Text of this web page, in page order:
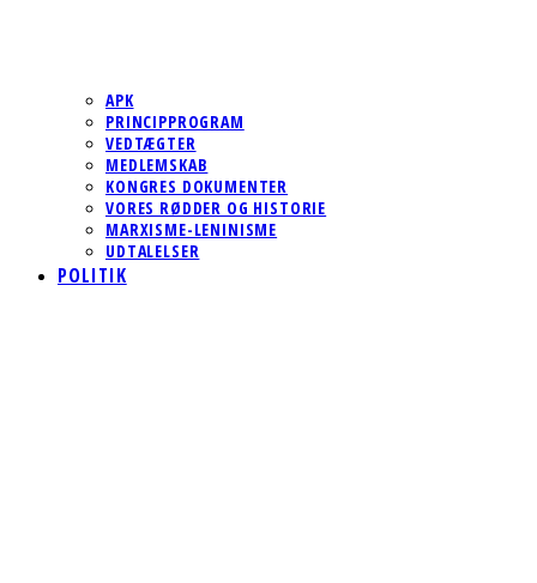
APK
PRINCIPPROGRAM
VEDTÆGTER
MEDLEMSKAB
KONGRES DOKUMENTER
VORES RØDDER OG HISTORIE
MARXISME-LENINISME
UDTALELSER
POLITIK